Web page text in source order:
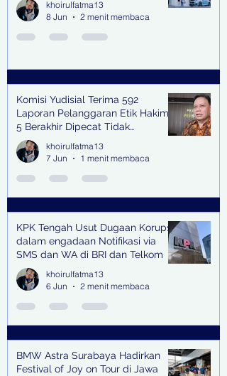
khoirulfatma13
8 Jun
2 menit membaca
Komisi Yudisial Terima 592
Laporan Pelanggaran Etik Hakim,
5 Berakhir Dipecat Tidak
Terhormat
khoirulfatma13
7 Jun
1 menit membaca
KPK Tengah Usut Dugaan Korupsi
dalam engadaan Notifikasi via
SMS dan WA di BRI dan Telkom
khoirulfatma13
6 Jun
2 menit membaca
BMW Astra Surabaya Hadirkan
Festival of Joy on Tour di Jawa